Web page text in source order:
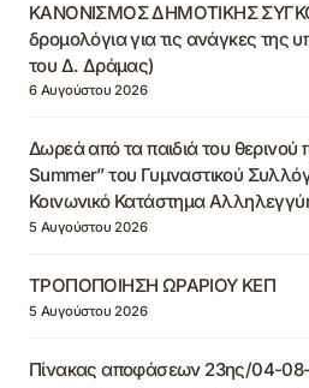
ΚΑΝΟΝΙΣΜΟΣ ΔΗΜΟΤΙΚΗΣ
δρομολόγια για τις ανάγκες της
του Δ. Δράμας)
6 Αυγούστου 2026
Δωρεά από τα παιδιά του
Summer” του Γυμναστικού
Κοινωνικό Κατάστημα
5 Αυγούστου 2026
ΤΡΟΠΟΠΟΙΗΣΗ ΩΡΑΡΙΟΥ ΚΕΠ
5 Αυγούστου 2026
Πίνακας αποφάσεων 23ης/04-08-